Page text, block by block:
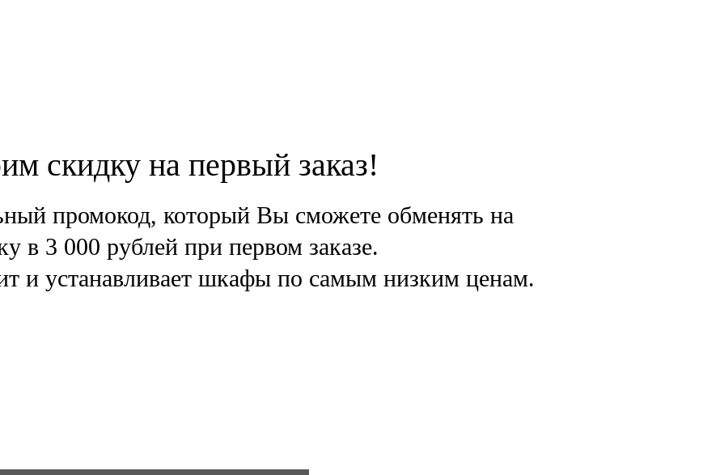
скидку на первый заказ!
промокод, который Вы сможете обменять на
в 3 000 рублей при первом заказе.
и устанавливает шкафы по самым низким ценам.